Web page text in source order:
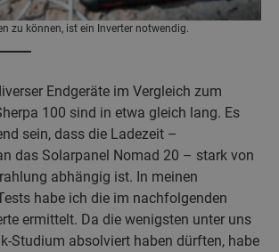
zu können, ist ein Inverter notwendig.
Endgeräte im Vergleich zum
100 sind in etwa gleich lang. Es
sein, dass die Ladezeit –
das Solarpanel Nomad 20 – stark von
abhängig ist. In meinen
habe ich die im nachfolgenden
ermittelt. Da die wenigsten unter uns
Studium absolviert haben dürften, habe